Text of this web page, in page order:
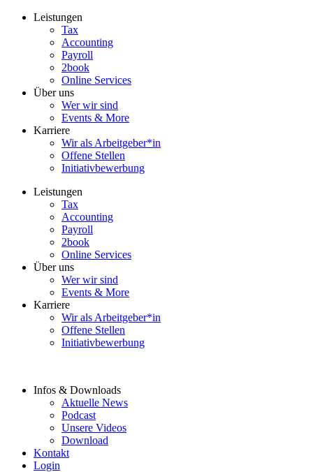
Zum
Leistungen
Tax
Accounting
Payroll
2book
Online Services
Über uns
Wer wir sind
Events & More
Karriere
Wir als Arbeitgeber*in
Offene Stellen
Initiativbewerbung
Leistungen
Tax
Accounting
Payroll
2book
Online Services
Über uns
Wer wir sind
Events & More
Karriere
Wir als Arbeitgeber*in
Offene Stellen
Initiativbewerbung
Infos & Downloads
Aktuelle News
Podcast
Unsere Videos
Download
Kontakt
Login